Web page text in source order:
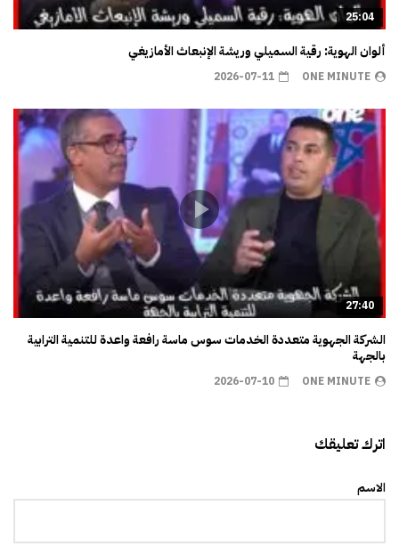
25:04
ألوان الهوية: رقية السميلي وريشة الإنبعاث الأمازيغي
ONE MINUTE
2026-07-11
27:40
الشركة الجهوية متعددة الخدمات سوس ماسة رافعة واعدة للتنمية الترابية
بالجهة
ONE MINUTE
2026-07-10
اترك تعليقك
الاسم